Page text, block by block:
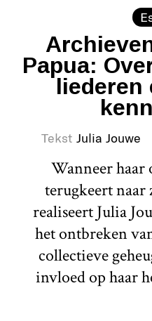
Papua:
liederen
Tekst Julia Jouwe
Wanneer haar
terugkeert
realiseert Julia
het ontbreken
collectieve
invloed op haar